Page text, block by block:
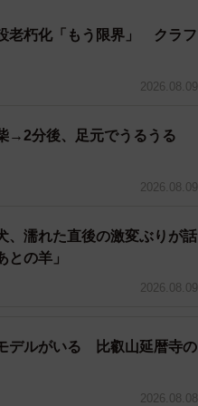
2/7
老朽化「もう限界」 クラフ
2026.08.09
→2分後、足元でうるうる
2026.08.09
、濡れた直後の激変ぶりが話
の羊」
2026.08.09
デルがいる 比叡山延暦寺の
2026.08.08